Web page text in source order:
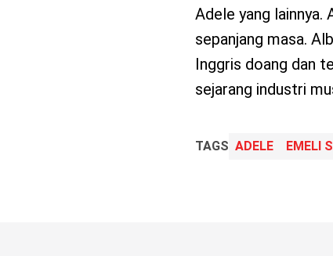
Adele yang
sepanjang masa.
Inggris doang dan
sejarang industri
TAGS ADELE EMELI